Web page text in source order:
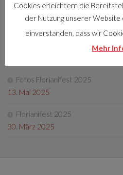
Friedenslichtaktion
22. Dezember 2025
Tag der offenen Tür 2025
Fotos Florianifest 2025
13. Mai 2025
Florianifest 2025
30. März 2025
Cookies erleichtern die
der Nutzung unserer Website
einverstanden, dass wir
Mehr